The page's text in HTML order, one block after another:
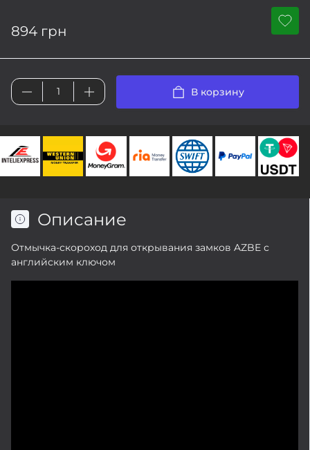
894 грн
В корзину
Описание
Отмычка-скороход для открывания замков AZBE с
английским ключом